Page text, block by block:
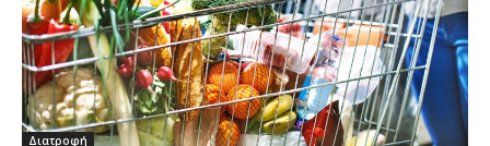
Διατροφή